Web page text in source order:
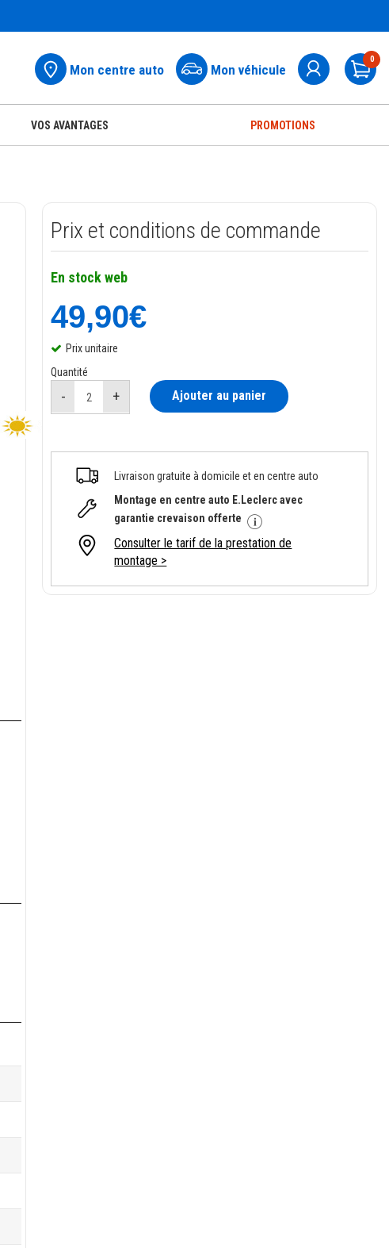
Mon centre auto Mon véhicule
0
VOS AVANTAGES PROMOTIONS
Prix et conditions de commande
En stock web
49,90€
Prix unitaire
Quantité
Ajouter au panier
Livraison gratuite à domicile et en centre auto
Montage en centre auto E.Leclerc avec
garantie crevaison offerte
Consulter le tarif de la prestation de
montage >